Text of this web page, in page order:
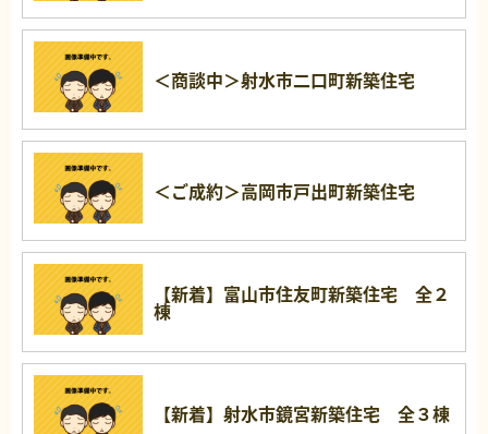
＜商談中＞射水市二口町新築住宅
＜ご成約＞高岡市戸出町新築住宅
【新着】富山市住友町新築住宅 全２
棟
【新着】射水市鏡宮新築住宅 全３棟